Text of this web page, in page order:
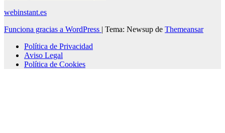
webinstant.es
Funciona gracias a WordPress | Tema: Newsup de Themeansar
Política de Privacidad
Aviso Legal
Política de Cookies